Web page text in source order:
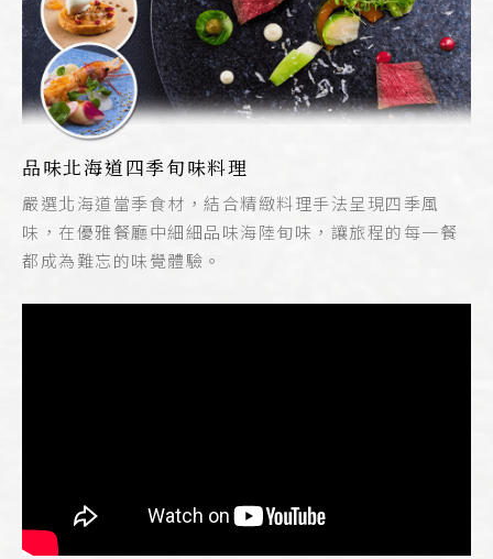
品味北海道四季旬味料理
嚴選北海道當季食材，結合精緻料理手法呈現四季風
味，在優雅餐廳中細細品味海陸旬味，讓旅程的每一餐
都成為難忘的味覺體驗。